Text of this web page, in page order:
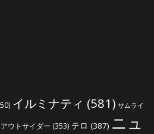
イルミナティ (581) サムライ
ウトサイダー (353) テロ (387) ニュ